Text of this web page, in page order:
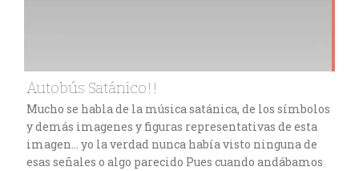
Autobús Satánico!!
Mucho se habla de la música satánica, de los símbolos
y demás imagenes y figuras representativas de esta
imagen… yo la verdad nunca había visto ninguna de
esas señales o algo parecido Pues cuando andábamos